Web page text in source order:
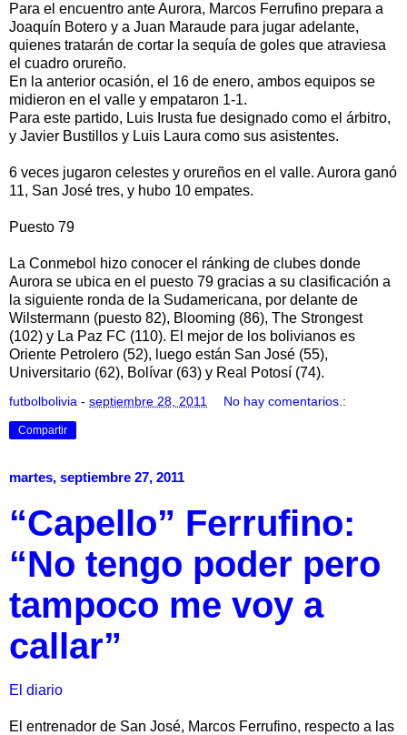
Para el encuentro ante Aurora, Marcos Ferrufino prepara a
Joaquín Botero y a Juan Maraude para jugar adelante,
quienes tratarán de cortar la sequía de goles que atraviesa
el cuadro orureño.
En la anterior ocasión, el 16 de enero, ambos equipos se
midieron en el valle y empataron 1-1.
Para este partido, Luis Irusta fue designado como el árbitro,
y Javier Bustillos y Luis Laura como sus asistentes.
6 veces jugaron celestes y orureños en el valle. Aurora ganó
11, San José tres, y hubo 10 empates.
Puesto 79
La Conmebol hizo conocer el ránking de clubes donde
Aurora se ubica en el puesto 79 gracias a su clasificación a
la siguiente ronda de la Sudamericana, por delante de
Wilstermann (puesto 82), Blooming (86), The Strongest
(102) y La Paz FC (110). El mejor de los bolivianos es
Oriente Petrolero (52), luego están San José (55),
Universitario (62), Bolívar (63) y Real Potosí (74).
futbolbolivia - septiembre 28, 2011 No hay comentarios.:
Compartir
martes, septiembre 27, 2011
“Capello” Ferrufino:
“No tengo poder pero
tampoco me voy a
callar”
El diario
El entrenador de San José, Marcos Ferrufino, respecto a las